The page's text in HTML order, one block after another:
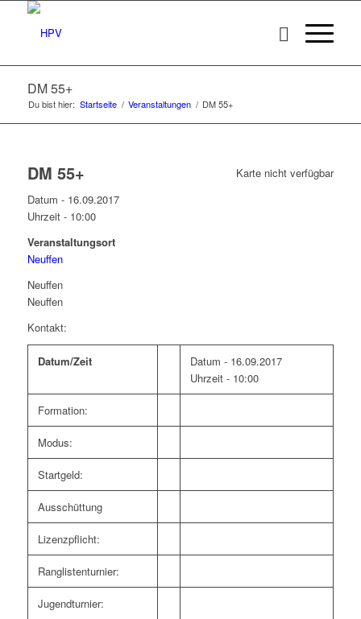
DM 55+
Du bist hier: Startseite / Veranstaltungen / DM 55+
Karte nicht verfügbar
DM 55+
Datum - 16.09.2017
Uhrzeit - 10:00
Veranstaltungsort
Neuffen
Neuffen
Neuffen
Kontakt:
Datum/Zeit
Datum - 16.09.2017
Uhrzeit - 10:00
Formation:
Modus:
Startgeld:
Ausschüttung
Lizenzpflicht:
Ranglistenturnier:
Jugendturnier: